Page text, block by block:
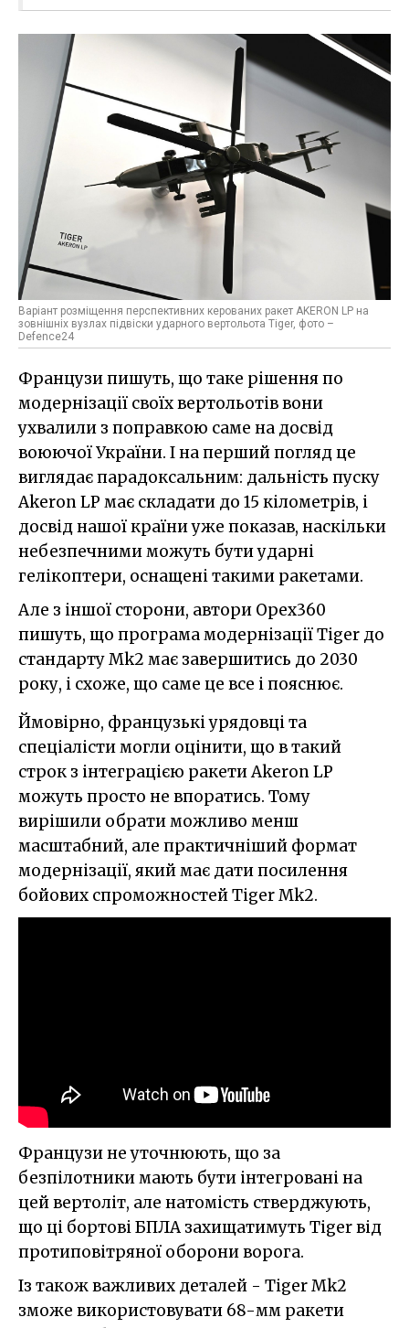
Варіант розміщення перспективних керованих ракет AKERON LP на
зовнішніх вузлах підвіски ударного вертольота Tiger, фото –
Defence24
Французи пишуть, що таке рішення по
модернізації своїх вертольотів вони
ухвалили з поправкою саме на досвід
воюючої України. І на перший погляд це
виглядає парадоксальним: дальність пуску
Akeron LP має складати до 15 кілометрів, і
досвід нашої країни уже показав, наскільки
небезпечними можуть бути ударні
гелікоптери, оснащені такими ракетами.
Але з іншої сторони, автори Opex360
пишуть, що програма модернізації Tiger до
стандарту Mk2 має завершитись до 2030
року, і схоже, що саме це все і пояснює.
Ймовірно, французькі урядовці та
спеціалісти могли оцінити, що в такий
строк з інтеграцією ракети Akeron LP
можуть просто не впоратись. Тому
вирішили обрати можливо менш
масштабний, але практичніший формат
модернізації, який має дати посилення
бойових спроможностей Tiger Mk2.
Французи не уточнюють, що за
безпілотники мають бути інтегровані на
цей вертоліт, але натомість стверджують,
що ці бортові БПЛА захищатимуть Tiger від
протиповітряної оборони ворога.
Із також важливих деталей - Tiger Mk2
зможе використовувати 68-мм ракети